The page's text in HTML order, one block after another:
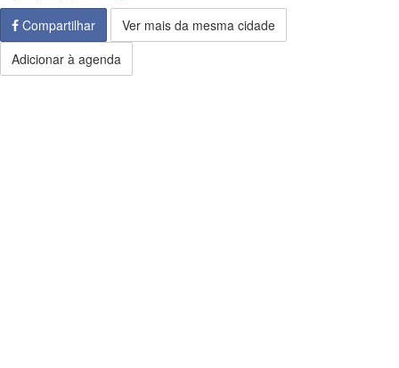
Compartilhar
Ver mais da mesma cidade
Adicionar à agenda